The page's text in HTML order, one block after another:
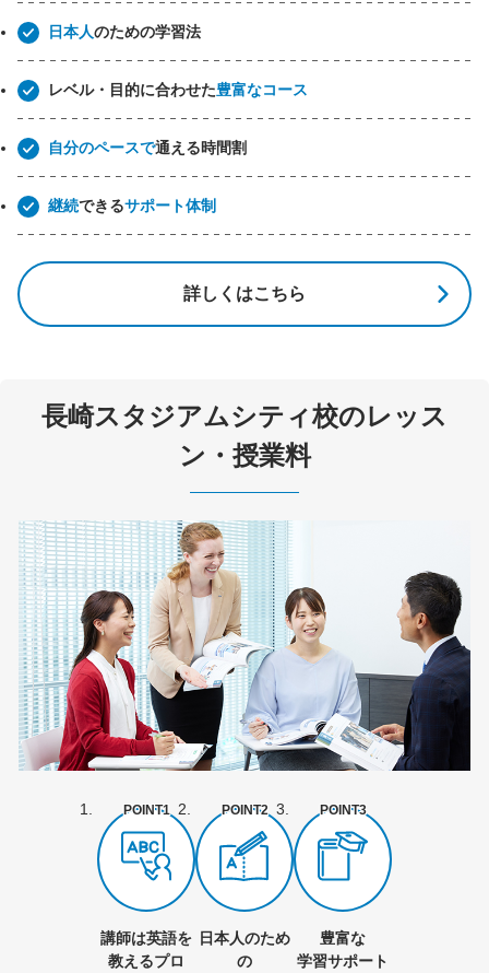
日本人のための学習法
レベル・目的に合わせた豊富なコース
自分のペースで通える時間割
継続できるサポート体制
詳しくはこちら
長崎スタジアムシティ校のレッス
ン・授業料
POINT1
講師は英語を
教えるプロ
POINT2
日本人のため
の
POINT3
豊富な
学習サポート